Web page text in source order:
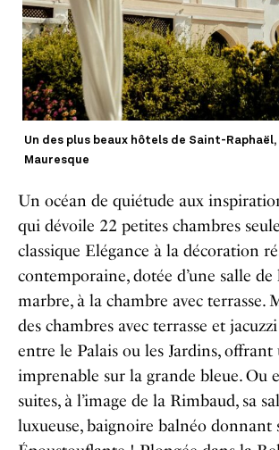
Un des plus beaux hôtels de Saint-Raphaël,
Mauresque
Un océan de quiétude aux
qui dévoile 22 petites chambres
classique Elégance à la décoration
contemporaine, dotée d’une salle
marbre, à la chambre avec terrasse.
des chambres avec terrasse et
entre le Palais ou les Jardins, offrant
imprenable sur la grande bleue. Ou
suites, à l’image de la Rimbaud, sa
luxueuse, baignoire balnéo donnant